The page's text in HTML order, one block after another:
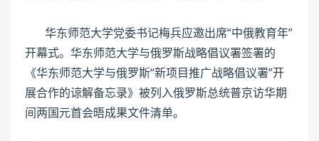
华东师范大学党委书记梅兵应邀出席“中俄教育年”
开幕式。华东师范大学与俄罗斯战略倡议署签署的
《华东师范大学与俄罗斯“新项目推广战略倡议署”开
展合作的谅解备忘录》被列入俄罗斯总统普京访华期
间两国元首会晤成果文件清单。